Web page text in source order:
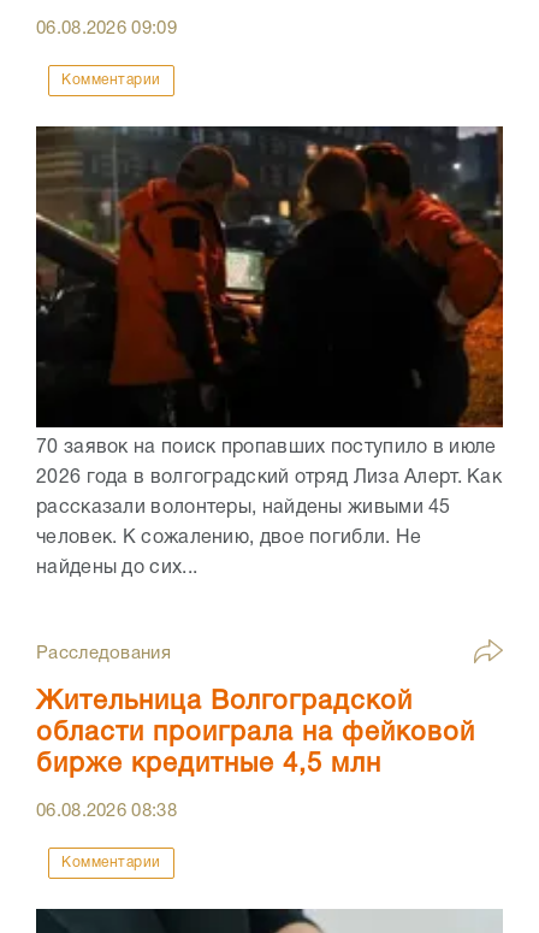
06.08.202609:09
Комментарии
70 заявок на поиск пропавших поступило в июле
2026 года в волгоградский отряд Лиза Алерт. Как
рассказали волонтеры, найдены живыми 45
человек. К сожалению, двое погибли. Не
найдены до сих...
Расследования
Жительница Волгоградской
области проиграла на фейковой
бирже кредитные 4,5 млн
06.08.202608:38
Комментарии